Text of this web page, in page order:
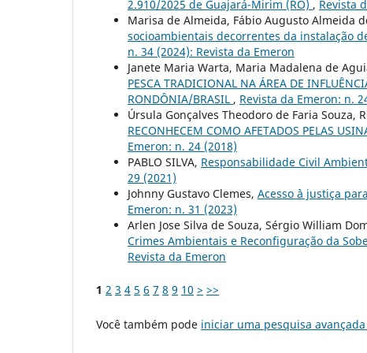
2.910/2025 de Guajará-Mirim (RO) , Revista
Marisa de Almeida, Fábio Augusto Almeida
socioambientais decorrentes da instalação
n. 34 (2024): Revista da Emeron
Janete Maria Warta, Maria Madalena de
PESCA TRADICIONAL NA ÁREA DE
RONDÔNIA/BRASIL , Revista da Emeron: n.
Úrsula Gonçalves Theodoro de Faria Souza,
RECONHECEM COMO AFETADOS PELAS
Emeron: n. 24 (2018)
PABLO SILVA, Responsabilidade Civil
29 (2021)
Johnny Gustavo Clemes, Acesso `à justiça
Emeron: n. 31 (2023)
Arlen Jose Silva de Souza, Sérgio William
Crimes Ambientais e Reconfiguração da
Revista da Emeron
1 2 3 4 5 6 7 8 9 10 > >>
Você também pode iniciar uma pesquisa